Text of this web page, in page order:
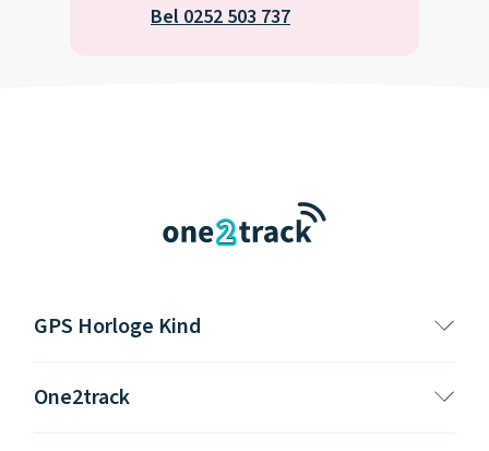
Bel 0252 503 737
GPS Horloge Kind
One2track